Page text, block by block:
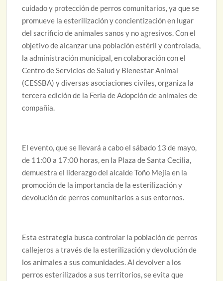
cuidado y protección de perros comunitarios, ya que se
promueve la esterilización y concientización en lugar
del sacrificio de animales sanos y no agresivos. Con el
objetivo de alcanzar una población estéril y controlada,
la administración municipal, en colaboración con el
Centro de Servicios de Salud y Bienestar Animal
(CESSBA) y diversas asociaciones civiles, organiza la
tercera edición de la Feria de Adopción de animales de
compañía.
El evento, que se llevará a cabo el sábado 13 de mayo,
de 11:00 a 17:00 horas, en la Plaza de Santa Cecilia,
demuestra el liderazgo del alcalde Toño Mejía en la
promoción de la importancia de la esterilización y
devolución de perros comunitarios a sus entornos.
Esta estrategia busca controlar la población de perros
callejeros a través de la esterilización y devolución de
los animales a sus comunidades. Al devolver a los
perros esterilizados a sus territorios, se evita que